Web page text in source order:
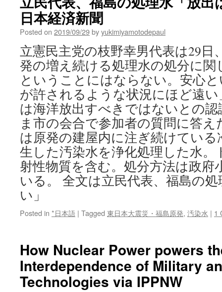
日本経済新聞
Posted on 2019/09/29byyukimiyamotodepaul
立憲民主党の枝野幸男代表は29日
発の増え続ける処理水の処分に
ということにはならない。安心
が許されるような状況にほど遠
は海洋放出すべきではないとの
ま市の会合で参加者の質問に答え
は原発の建屋内に注ぎ続けてい
生した汚染水を浄化処理した水
射性物質を含む。処分方法は政府
いる。 全文は立民代表、福島の
い」
Posted in *日本語 | Tagged 東日本大震災・福島原発, 汚染水 | 1
How Nuclear Power powers
Interdependence of Military
Technologies via IPPNW